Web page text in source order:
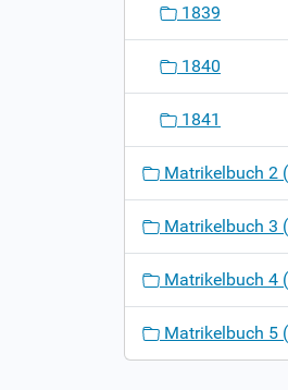
1839
1840
1841
Matrikelbuch 2
Matrikelbuch 3
Matrikelbuch 4
Matrikelbuch 5